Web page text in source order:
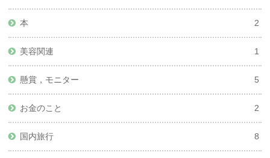
本 2
美容関連 1
懸賞，モニター 5
お金のこと 2
国内旅行 8